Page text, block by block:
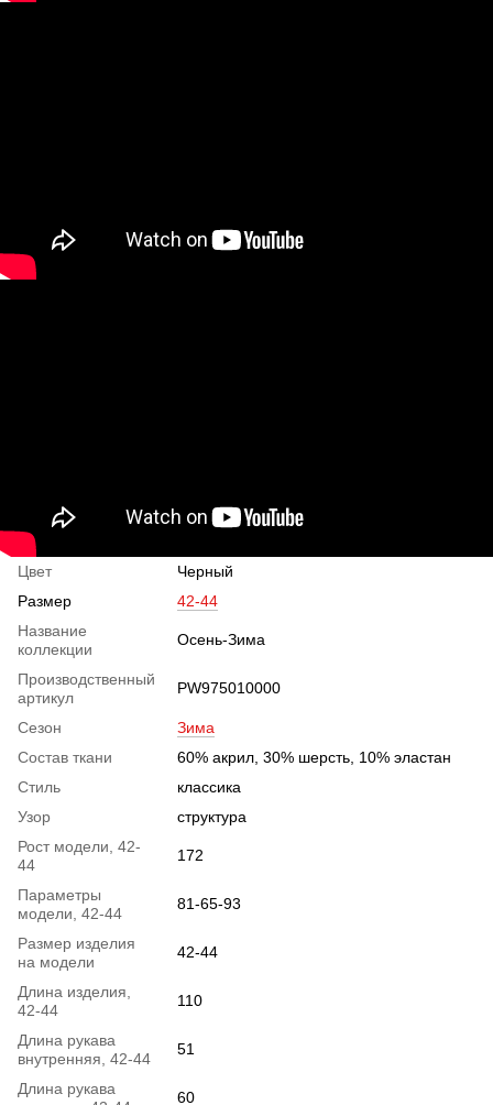
Цвет
Черный
Размер
42-44
Название
коллекции
Осень-Зима
Производственный
артикул
PW975010000
Сезон
Зима
Состав ткани
60% акрил, 30% шерсть, 10% эластан
Стиль
классика
Узор
структура
Рост модели, 42-
44
172
Параметры
модели, 42-44
81-65-93
Размер изделия
на модели
42-44
Длина изделия,
42-44
110
Длина рукава
внутренняя, 42-44
51
Длина рукава
60